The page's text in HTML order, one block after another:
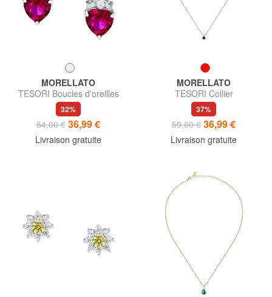
MORELLATO
TESORI Boucles d'oreilles
32%
54,00 € 36,99 €
Livraison gratuite
MORELLATO
TESORI Collier
37%
59,00 € 36,99 €
Livraison gratuite